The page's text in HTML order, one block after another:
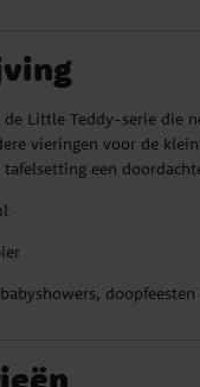
Little Teddy-serie die
vieringen voor de
een